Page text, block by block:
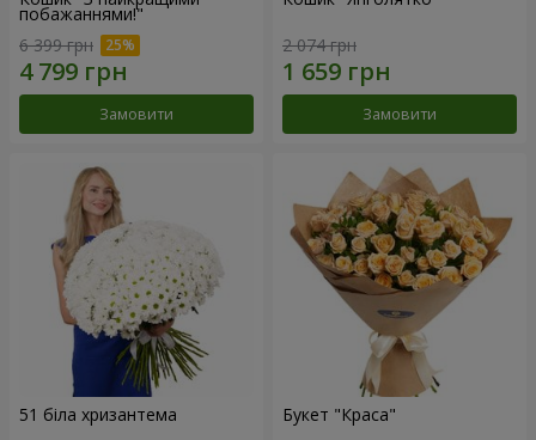
побажаннями!"
6 399 грн
Замовити
2 074 грн
Замовити
51 біла хризантема Букет "Краса"